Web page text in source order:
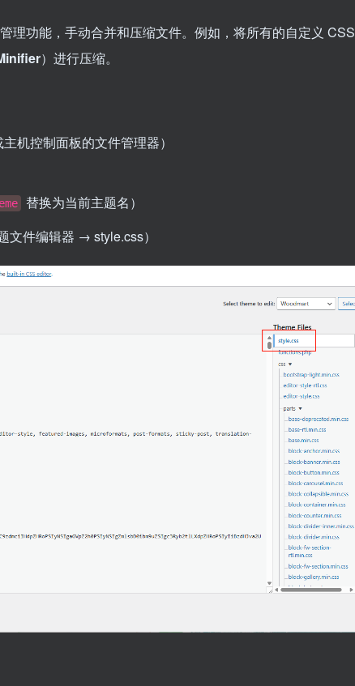
理功能，手动合并和压缩文件。例如，将所有的自定义 CSS
）进行压缩。
机控制面板的文件管理器）
替换为当前主题名）
件编辑器 → style.css）